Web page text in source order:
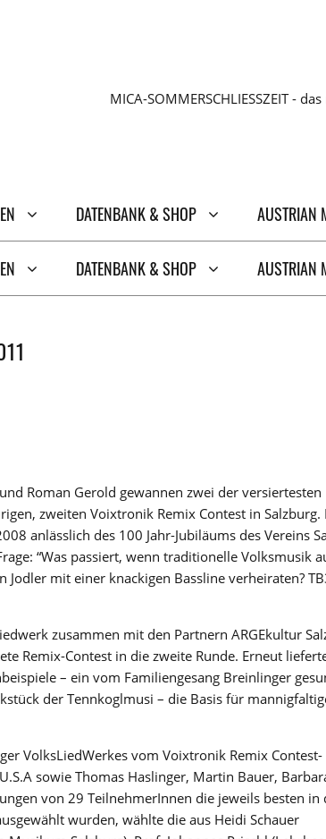
MICA-SOMMERSCHLIESSZEIT -
DATENBANK & SHOP AUSTRIAN
DATENBANK & SHOP AUSTRIAN
Roman Gerold gewannen zwei der versiertesten
zweiten Voixtronik Remix Contest in
anlässlich des 100 Jahr-Jubiläums des Vereins
“Was passiert, wenn traditionelle Volksmusik
Jodler mit einer knackigen Bassline verheiraten?
zusammen mit den Partnern ARGEkultur
Remix-Contest in die zweite Runde. Erneut
– ein vom Familiengesang Breinlinger
der Tennkoglmusi – die Basis für
VolksLiedWerkes vom Voixtronik Remix Contest-
sowie Thomas Haslinger, Martin Bauer,
von 29 TeilnehmerInnen die jeweils besten in
wurden, wählte die aus Heidi Schauer